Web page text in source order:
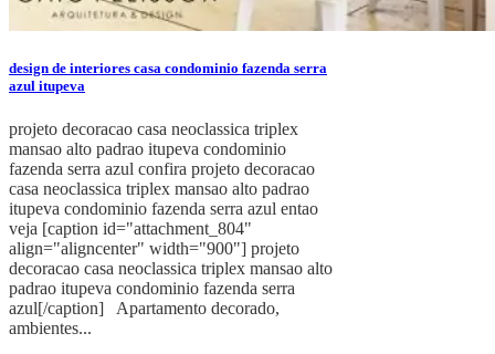
design de interiores casa condominio fazenda serra
azul itupeva
projeto decoracao casa neoclassica triplex
mansao alto padrao itupeva condominio
fazenda serra azul confira projeto decoracao
casa neoclassica triplex mansao alto padrao
itupeva condominio fazenda serra azul entao
veja [caption id="attachment_804"
align="aligncenter" width="900"] projeto
decoracao casa neoclassica triplex mansao alto
padrao itupeva condominio fazenda serra
azul[/caption] Apartamento decorado,
ambientes...